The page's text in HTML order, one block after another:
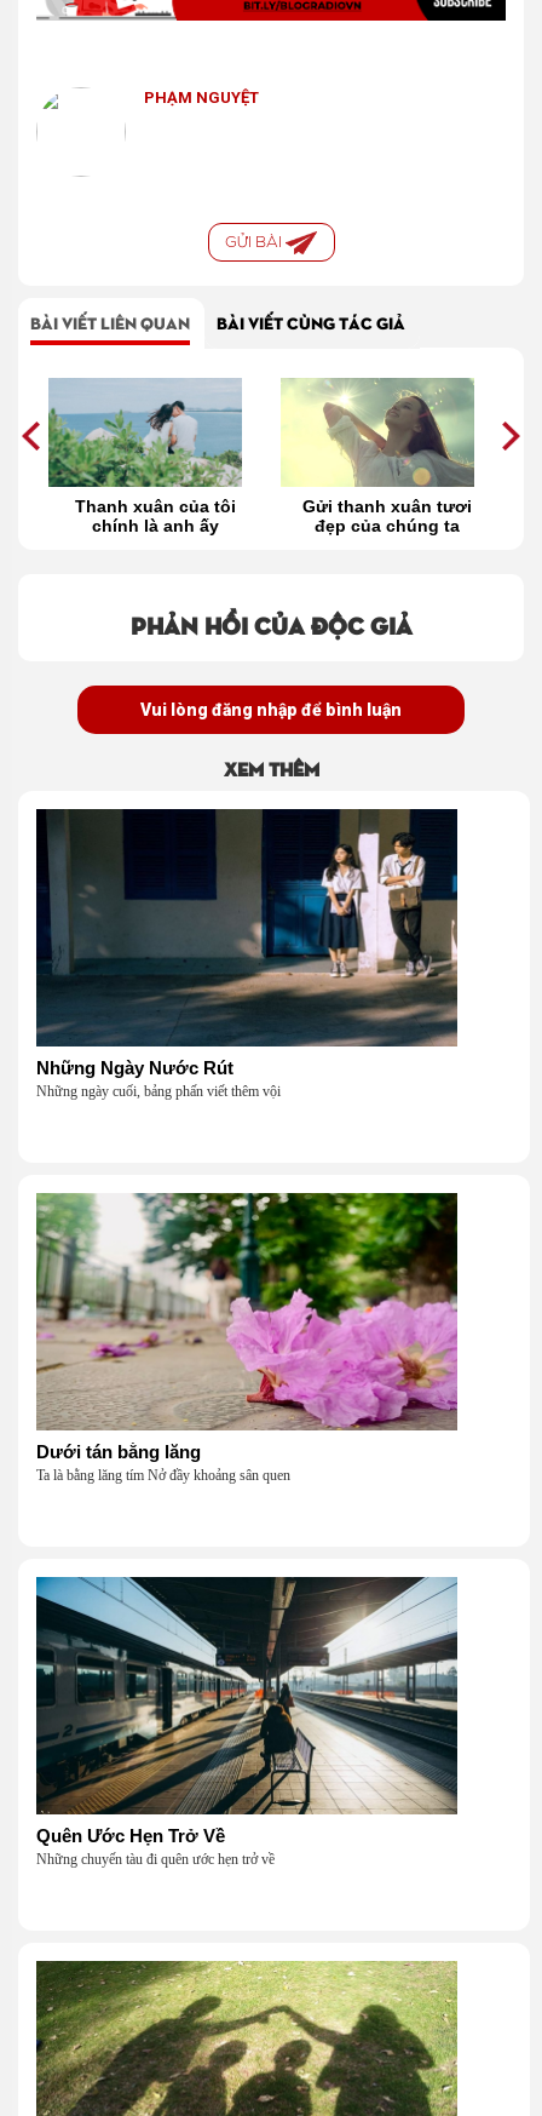
PHẠM NGUYỆT
GỬI BÀI
BÀI VIẾT LIÊN QUAN BÀI VIẾT CÙNG TÁC GIẢ
Thanh xuân của tôi
chính là anh ấy
Gửi thanh xuân tươi
đẹp của chúng ta
Phản hồi của độc giả
Vui lòng đăng nhập để bình luận
Xem thêm
Những Ngày Nước Rút
Những ngày cuối, bảng phấn viết thêm vội
Dưới tán bằng lăng
Ta là bằng lăng tím Nở đầy khoảng sân quen
Quên Ước Hẹn Trở Về
Những chuyến tàu đi quên ước hẹn trở về